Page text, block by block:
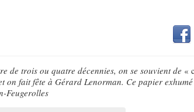
de trois ou quatre décennies, on se souvient de «
on fait fête à Gérard Lenorman. Ce papier
Feugerolles